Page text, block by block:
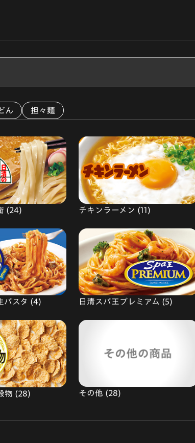
ん 担々麺
(24) チキンラーメン (11)
パスタ (4) 日清スパ王プレミアム (5)
物 (28) その他 (28)